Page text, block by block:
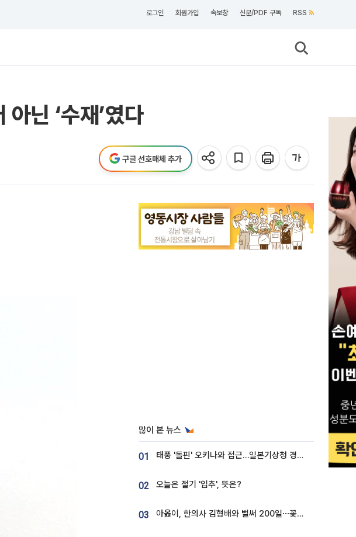
로그인 회원가입 속보창 신문/PDF 구독 RSS
닌 ‘수재’였다
구글 선호매체 추가
많이 본 뉴스
01 태풍 '돌핀' 오키나와 접근…일본기상청 경로 업데이트
02 오늘은 절기 '입추', 뜻은?
03 아옳이, 한의사 김형배와 벌써 200일⋯꽃다발 들고 "프러포즈 아냐"